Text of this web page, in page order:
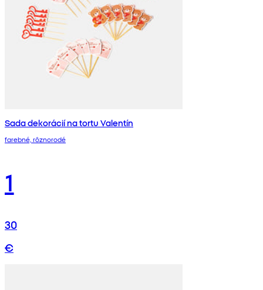
Sada dekorácií na tortu Valentín
farebné, rôznorodé
1
30
€